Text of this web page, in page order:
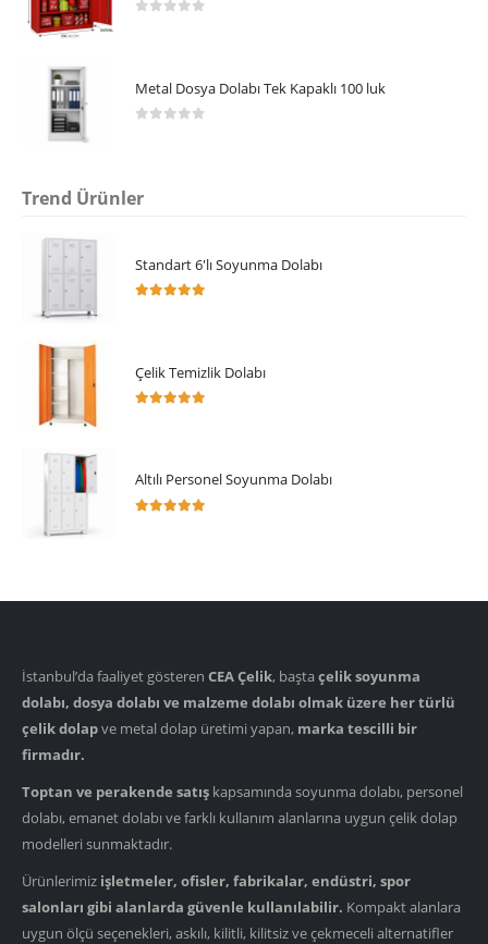
Metal Dosya Dolabı Tek Kapaklı 100 luk
Trend Ürünler
Standart 6'lı Soyunma Dolabı
Çelik Temizlik Dolabı
Altılı Personel Soyunma Dolabı
İstanbul’da faaliyet gösteren CEA Çelik, başta çelik soyunma
dolabı, dosya dolabı ve malzeme dolabı olmak üzere her türlü
çelik dolapve metal dolap üretimi yapan, marka tescilli bir
firmadır.
Toptan ve perakende satış kapsamında soyunma dolabı, personel
dolabı, emanet dolabı ve farklı kullanım alanlarına uygun çelik dolap
modelleri sunmaktadır.
Ürünlerimiz işletmeler, ofisler, fabrikalar, endüstri, spor
salonları gibi alanlarda güvenle kullanılabilir. Kompakt alanlara
uygun ölçü seçenekleri, askılı, kilitli, kilitsiz ve çekmeceli alternatifler